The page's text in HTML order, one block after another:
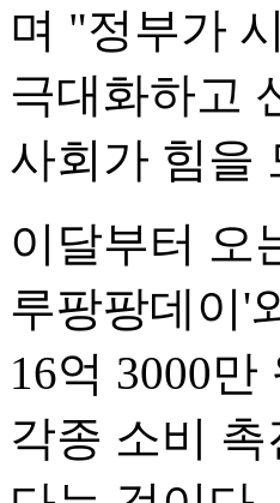
며 "정부가
극대화하고
사회가 힘을
이달부터 오
루팡팡데이'
16억 3000
각종 소비